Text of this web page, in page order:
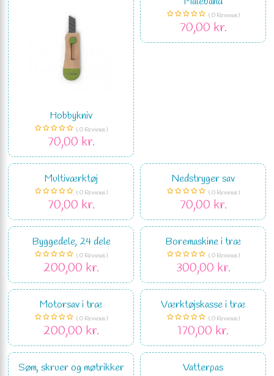
Hobbykniv
( 0 Reviews )
70,00 kr.
( 0 Reviews )
70,00 kr.
Multiværktøj
( 0 Reviews )
70,00 kr.
Nedstryger sav
( 0 Reviews )
70,00 kr.
Byggedele, 24 dele
( 0 Reviews )
200,00 kr.
Boremaskine i træ
( 0 Reviews )
300,00 kr.
Motorsav i træ
( 0 Reviews )
200,00 kr.
Værktøjskasse i træ
( 0 Reviews )
170,00 kr.
Søm, skruer og møtrikker Vatterpas